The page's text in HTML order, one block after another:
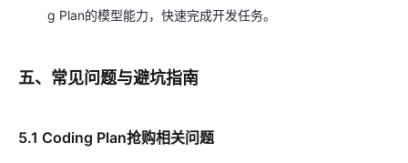
g Plan的模型能力，快速完成开发任务。
五、常见问题与避坑指南
5.1 Coding Plan抢购相关问题